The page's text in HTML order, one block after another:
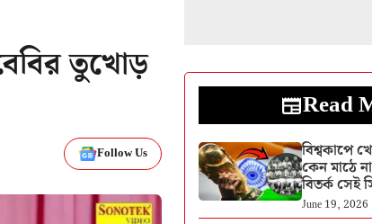
তুখোড়
Follow Us
Read
বিশ্বকাপে
কেন মাঠে
বিতর্ক সেই
June 19, 2026